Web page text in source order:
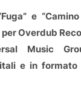
e
per Overdub
Music
e in